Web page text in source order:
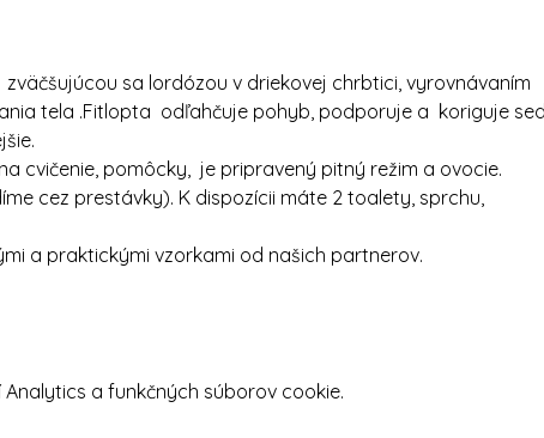
sa lordózou v driekovej chrbtici, vyrovnávaním
tela .Fitlopta  odľahčuje pohyb, podporuje a  koriguje
cvičenie, pomôcky,  je pripravený pitný režim a ovocie.
cez prestávky). K dispozícii máte 2 toalety, sprchu,
a praktickými vzorkami od našich partnerov.
a funkčných súborov cookie.